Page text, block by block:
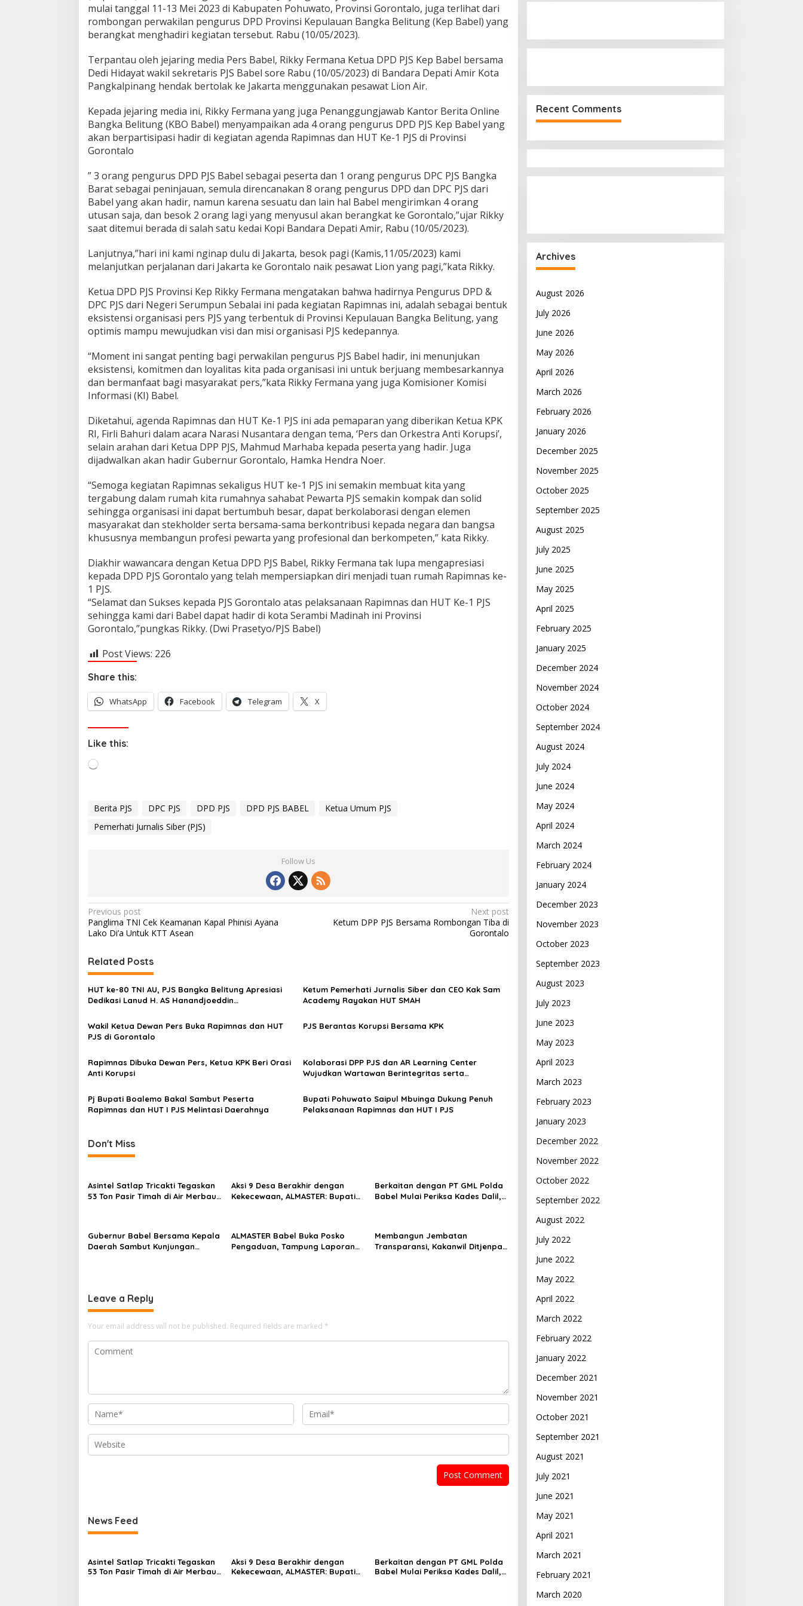
a
p
i
m
a
s
D
n
H
U
T
r
t
a
m
a
D
i
o
r
n
t
a
l
o
mulai tanggal 11-13 Mei 2023 di Kabupaten Pohuwato, Provinsi Gorontalo, juga terlihat dari
rombongan perwakilan pengurus DPD Provinsi Kepulauan Bangka Belitung (Kep Babel) yang
berangkat menghadiri kegiatan tersebut. Rabu (10/05/2023).
Terpantau oleh jejaring media Pers Babel, Rikky Fermana Ketua DPD PJS Kep Babel bersama
Dedi Hidayat wakil sekretaris PJS Babel sore Rabu (10/05/2023) di Bandara Depati Amir Kota
Pangkalpinang hendak bertolak ke Jakarta menggunakan pesawat Lion Air.
Kepada jejaring media ini, Rikky Fermana yang juga Penanggungjawab Kantor Berita Online
Bangka Belitung (KBO Babel) menyampaikan ada 4 orang pengurus DPD PJS Kep Babel yang
akan berpartisipasi hadir di kegiatan agenda Rapimnas dan HUT Ke-1 PJS di Provinsi
Gorontalo
” 3 orang pengurus DPD PJS Babel sebagai peserta dan 1 orang pengurus DPC PJS Bangka
Barat sebagai peninjauan, semula direncanakan 8 orang pengurus DPD dan DPC PJS dari
Babel yang akan hadir, namun karena sesuatu dan lain hal Babel mengirimkan 4 orang
utusan saja, dan besok 2 orang lagi yang menyusul akan berangkat ke Gorontalo,”ujar Rikky
saat ditemui berada di salah satu kedai Kopi Bandara Depati Amir, Rabu (10/05/2023).
Lanjutnya,”hari ini kami nginap dulu di Jakarta, besok pagi (Kamis,11/05/2023) kami
melanjutkan perjalanan dari Jakarta ke Gorontalo naik pesawat Lion yang pagi,”kata Rikky.
Ketua DPD PJS Provinsi Kep Rikky Fermana mengatakan bahwa hadirnya Pengurus DPD &
DPC PJS dari Negeri Serumpun Sebalai ini pada kegiatan Rapimnas ini, adalah sebagai bentuk
eksistensi organisasi pers PJS yang terbentuk di Provinsi Kepulauan Bangka Belitung, yang
optimis mampu mewujudkan visi dan misi organisasi PJS kedepannya.
“Moment ini sangat penting bagi perwakilan pengurus PJS Babel hadir, ini menunjukan
eksistensi, komitmen dan loyalitas kita pada organisasi ini untuk berjuang membesarkannya
dan bermanfaat bagi masyarakat pers,”kata Rikky Fermana yang juga Komisioner Komisi
Informasi (KI) Babel.
Diketahui, agenda Rapimnas dan HUT Ke-1 PJS ini ada pemaparan yang diberikan Ketua KPK
RI, Firli Bahuri dalam acara Narasi Nusantara dengan tema, ‘Pers dan Orkestra Anti Korupsi’,
selain arahan dari Ketua DPP PJS, Mahmud Marhaba kepada peserta yang hadir. Juga
dijadwalkan akan hadir Gubernur Gorontalo, Hamka Hendra Noer.
“Semoga kegiatan Rapimnas sekaligus HUT ke-1 PJS ini semakin membuat kita yang
tergabung dalam rumah kita rumahnya sahabat Pewarta PJS semakin kompak dan solid
sehingga organisasi ini dapat bertumbuh besar, dapat berkolaborasi dengan elemen
masyarakat dan stekholder serta bersama-sama berkontribusi kepada negara dan bangsa
khususnya membangun profesi pewarta yang profesional dan berkompeten,” kata Rikky.
Diakhir wawancara dengan Ketua DPD PJS Babel, Rikky Fermana tak lupa mengapresiasi
kepada DPD PJS Gorontalo yang telah mempersiapkan diri menjadi tuan rumah Rapimnas ke-
1 PJS.
“Selamat dan Sukses kepada PJS Gorontalo atas pelaksanaan Rapimnas dan HUT Ke-1 PJS
sehingga kami dari Babel dapat hadir di kota Serambi Madinah ini Provinsi
Gorontalo,”pungkas Rikky. (Dwi Prasetyo/PJS Babel)
Post Views: 226
Share this:
WhatsApp Facebook Telegram X
Like this:
d
n
Berita PJS DPC PJS DPD PJS DPD PJS BABEL
Ketua Umum PJS
Pemerhati Jurnalis Siber (PJS)
Follow Us
P
o
t
n
a
i
a
t
i
o
Previous post
Panglima TNI Cek Keamanan Kapal Phinisi Ayana
Lako Di’a Untuk KTT Asean
Next post
Ketum DPP PJS Bersama Rombongan Tiba di
Gorontalo
Related Posts
HUT ke-80 TNI AU, PJS Bangka Belitung Apresiasi
Dedikasi Lanud H. AS Hanandjoeddin
Ketum Pemerhati Jurnalis Siber dan CEO Kak Sam
Academy Rayakan HUT SMAH
Wakil Ketua Dewan Pers Buka Rapimnas dan HUT
PJS di Gorontalo
PJS Berantas Korupsi Bersama KPK
Rapimnas Dibuka Dewan Pers, Ketua KPK Beri Orasi
Anti Korupsi
Kolaborasi DPP PJS dan AR Learning Center
Wujudkan Wartawan Berintegritas serta
Pj Bupati Boalemo Bakal Sambut Peserta
Rapimnas dan HUT I PJS Melintasi Daerahnya
Bupati Pohuwato Saipul Mbuinga Dukung Penuh
Pelaksanaan Rapimnas dan HUT I PJS
Don't Miss
Asintel Satlap Tricakti Tegaskan
53 Ton Pasir Timah di Air Merbau
Aksi 9 Desa Berakhir dengan
Kekecewaan, ALMASTER: Bupati
Berkaitan dengan PT GML Polda
Babel Mulai Periksa Kades Dalil,
Gubernur Babel Bersama Kepala
Daerah Sambut Kunjungan
ALMASTER Babel Buka Posko
Pengaduan, Tampung Laporan
Membangun Jembatan
Transparansi, Kakanwil Ditjenpas
Leave a Reply
Your email address will not be published. Required fields are marked *
News Feed
Asintel Satlap Tricakti Tegaskan
53 Ton Pasir Timah di Air Merbau
Aksi 9 Desa Berakhir dengan
Kekecewaan, ALMASTER: Bupati
Berkaitan dengan PT GML Polda
Babel Mulai Periksa Kades Dalil,
Recent Comments
Archives
August 2026
July 2026
June 2026
May 2026
April 2026
March 2026
February 2026
January 2026
December 2025
November 2025
October 2025
September 2025
August 2025
July 2025
June 2025
May 2025
April 2025
February 2025
January 2025
December 2024
November 2024
October 2024
September 2024
August 2024
July 2024
June 2024
May 2024
April 2024
March 2024
February 2024
January 2024
December 2023
November 2023
October 2023
September 2023
August 2023
July 2023
June 2023
May 2023
April 2023
March 2023
February 2023
January 2023
December 2022
November 2022
October 2022
September 2022
August 2022
July 2022
June 2022
May 2022
April 2022
March 2022
February 2022
January 2022
December 2021
November 2021
October 2021
September 2021
August 2021
July 2021
June 2021
May 2021
April 2021
March 2021
February 2021
March 2020